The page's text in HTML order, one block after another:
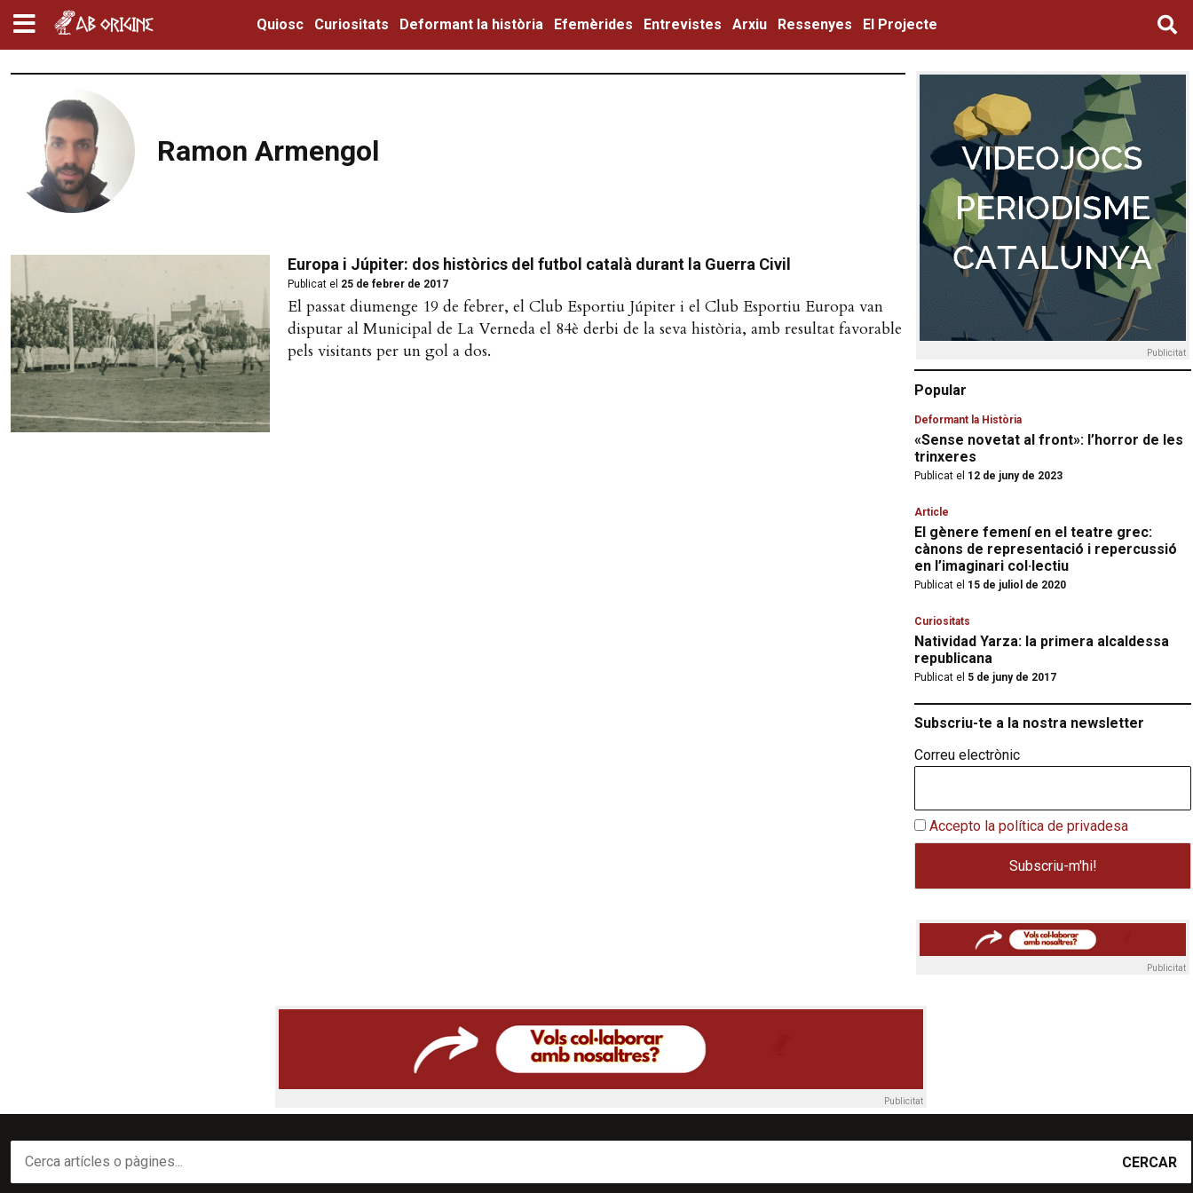
Quiosc Curiositats Deformant la història Efemèrides Entrevistes Arxiu Ressenyes El Projecte
Ramon Armengol
Europa i Júpiter: dos històrics del futbol català durant la Guerra Civil
Publicat el 25 de febrer de 2017
El passat diumenge 19 de febrer, el Club Esportiu Júpiter i el Club Esportiu Europa van
disputar al Municipal de La Verneda el 84è derbi de la seva història, amb resultat favorable
pels visitants per un gol a dos.
Publicitat
Popular
Deformant la Història
«Sense novetat al front»: l’horror de les
trinxeres
Publicat el 12 de juny de 2023
Article
El gènere femení en el teatre grec:
cànons de representació i repercussió
en l’imaginari col·lectiu
Publicat el 15 de juliol de 2020
Curiositats
Natividad Yarza: la primera alcaldessa
republicana
Publicat el 5 de juny de 2017
Subscriu-te a la nostra newsletter
Correu electrònic
Accepto la política de privadesa
Publicitat
Publicitat
CERCAR